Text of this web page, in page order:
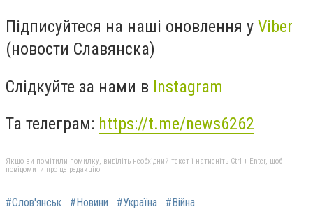
Підписуйтеся на наші оновлення у Viber
(новости Славянска)
Слідкуйте за нами в Instagram
Та телеграм: https://t.me/news6262
Якщо ви помітили помилку, виділіть необхідний текст і натисніть Ctrl + Enter, щоб
повідомити про це редакцію
#Слов'янськ #Новини #Україна #Війна